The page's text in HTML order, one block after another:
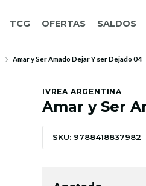
TCG OFERTAS SALDOS
Amar y Ser Amado Dejar Y ser Dejado 04
IVREA ARGENTINA
Amar y Ser
SKU: 9788418837982